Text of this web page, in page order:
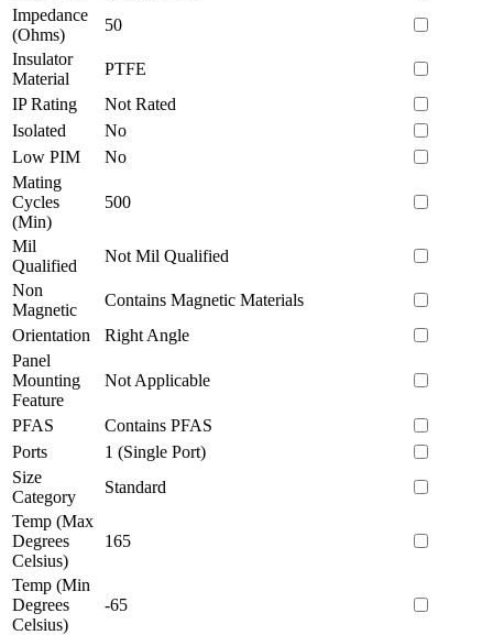
Impedance
(Ohms)
50
Insulator
Material
PTFE
IP Rating
Not Rated
Isolated
No
Low PIM
No
Mating
Cycles
(Min)
500
Mil
Qualified
Not Mil Qualified
Non
Magnetic
Contains Magnetic Materials
Orientation
Right Angle
Panel
Mounting
Feature
Not Applicable
PFAS
Contains PFAS
Ports
1 (Single Port)
Size
Category
Standard
Temp (Max
Degrees
Celsius)
165
Temp (Min
Degrees
Celsius)
-65